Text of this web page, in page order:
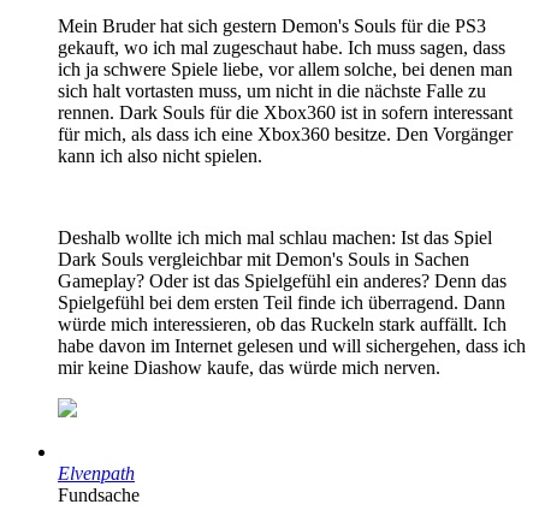
Mein Bruder hat sich gestern Demon's Souls für die PS3
gekauft, wo ich mal zugeschaut habe. Ich muss sagen, dass
ich ja schwere Spiele liebe, vor allem solche, bei denen man
sich halt vortasten muss, um nicht in die nächste Falle zu
rennen. Dark Souls für die Xbox360 ist in sofern interessant
für mich, als dass ich eine Xbox360 besitze. Den Vorgänger
kann ich also nicht spielen.
Deshalb wollte ich mich mal schlau machen: Ist das Spiel
Dark Souls vergleichbar mit Demon's Souls in Sachen
Gameplay? Oder ist das Spielgefühl ein anderes? Denn das
Spielgefühl bei dem ersten Teil finde ich überragend. Dann
würde mich interessieren, ob das Ruckeln stark auffällt. Ich
habe davon im Internet gelesen und will sichergehen, dass ich
mir keine Diashow kaufe, das würde mich nerven.
Elvenpath
Fundsache